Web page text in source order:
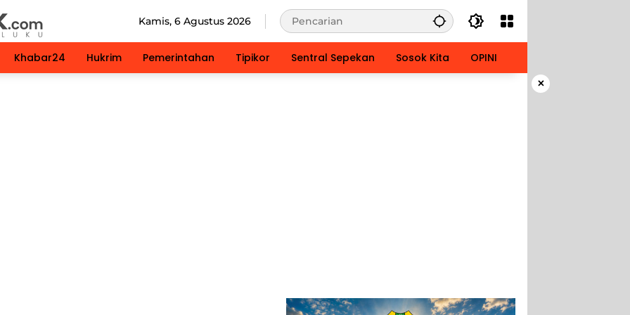
Kamis, 6 Agustus 2026
Khabar24 Hukrim Pemerintahan Tipikor Sentral Sepekan Sosok Kita OPINI
×